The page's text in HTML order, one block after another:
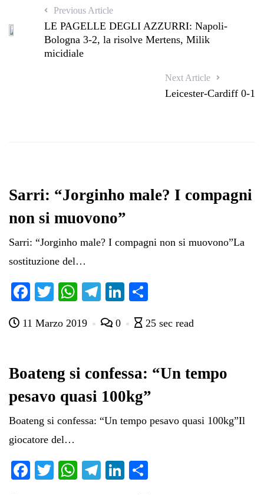
Previous Article
LE PAGELLE DEGLI AZZURRI: Napoli-
Bologna 3-2, la risolve Mertens, Milik
micidiale
Next Article
Leicester-Cardiff 0-1
Sarri: “Jorginho male? I compagni
non si muovono”
Sarri: “Jorginho male? I compagni non si muovono”La
sostituzione del…
Fa
bo
T
tte
W
ts
pp
Te
gr
m
Li
ed di
di
11 Marzo 2019 0 25 sec read
Boateng si confessa: “Un tempo
pesavo quasi 100kg”
Boateng si confessa: “Un tempo pesavo quasi 100kg”Il
giocatore del…
Fa T
W
Te
Li